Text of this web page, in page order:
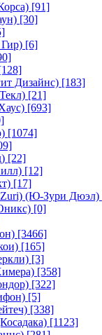
[91]
[30]
[6]
Дизайнс) [183]
[21]
[693]
[1074]
[22]
[12]
[17]
Zuri) (Ю-Зури Дюэл)
[0]
[3466]
[165]
[3]
[358]
[322]
[5]
[338]
[1123]